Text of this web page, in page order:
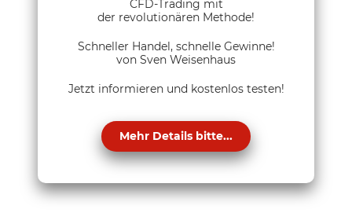
CFD-Trading mit
der revolutionären Methode!
Schneller Handel, schnelle Gewinne!
von Sven Weisenhaus
Jetzt informieren und kostenlos testen!
Mehr Details bitte...